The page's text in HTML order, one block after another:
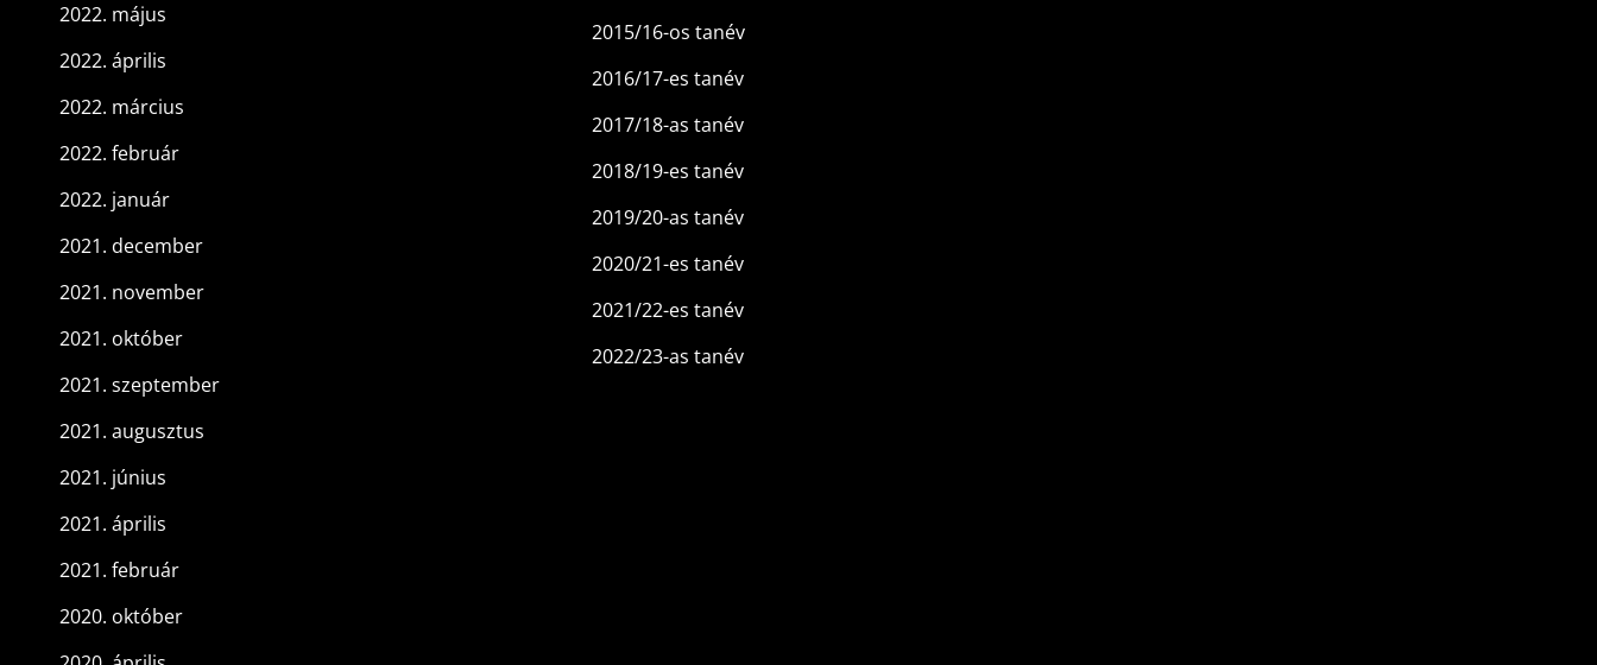
2022. május
2022. április
2022. március
2022. február
2022. január
2021. december
2021. november
2021. október
2021. szeptember
2021. augusztus
2021. június
2021. április
2021. február
2020. október
2015/16-os tanév
2016/17-es tanév
2017/18-as tanév
2018/19-es tanév
2019/20-as tanév
2020/21-es tanév
2021/22-es tanév
2022/23-as tanév